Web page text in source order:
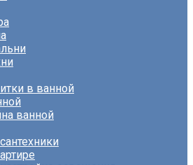
в ванной
ванной